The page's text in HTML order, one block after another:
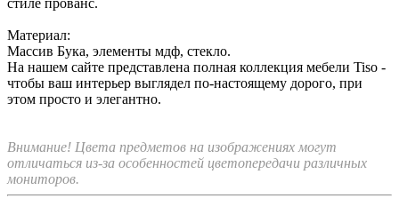
Материал:
Массив Бука, элементы мдф, стекло.
На нашем сайте представлена полная коллекция мебели Tiso -
чтобы ваш интерьер выглядел по-настоящему дорого, при
этом просто и элегантно.
Внимание! Цвета предметов на изображениях могут
отличаться из-за особенностей цветопередачи различных
мониторов.